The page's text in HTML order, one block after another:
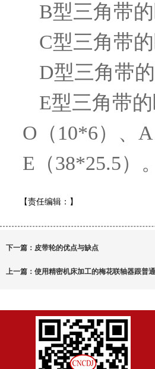
B型三角带
C型三角带
D型三角带
E型三角带
O（10*6）、
E（38*25.5）。
【责任编辑： 】
下一篇： 皮带轮的优点与缺点
上一篇： 使用精密机床加工的梅花联轴器跟普